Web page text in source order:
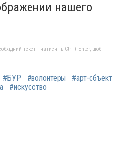
нашего
текст і натисніть Ctrl + Enter, щоб
#БУР #волонтеры
#арт-объект
#искусство